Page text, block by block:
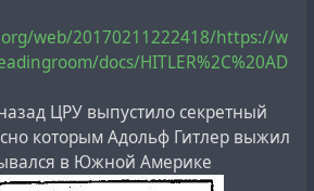
web/20170211222418/https://w
docs/HITLER%2C%20AD
ЦРУ выпустило секретный
которым Адольф Гитлер выжил
в Южной Америке